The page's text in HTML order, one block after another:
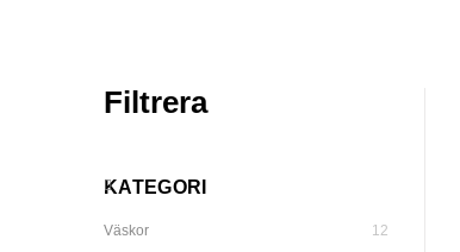
Filtrera
KATEGORI
Väskor 12